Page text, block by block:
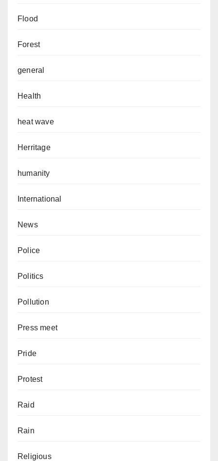
Flood
Forest
general
Health
heat wave
Herritage
humanity
International
News
Police
Politics
Pollution
Press meet
Pride
Protest
Raid
Rain
Religious